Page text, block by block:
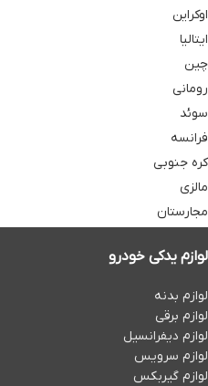
اوکراین
ایتالیا
چین
رومانی
سوئد
فرانسه
کره جنوبی
مالزی
مجارستان
لوازم یدکی خودرو
لوازم بدنه
لوازم برقی
لوازم دیفرانسیل
لوازم سرویس
لوازم گیربکس